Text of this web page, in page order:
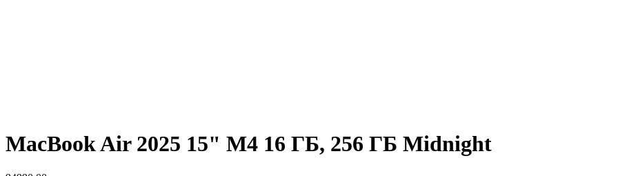
MacBook Air 2025 15" M4 16 ГБ, 256 ГБ Midnight